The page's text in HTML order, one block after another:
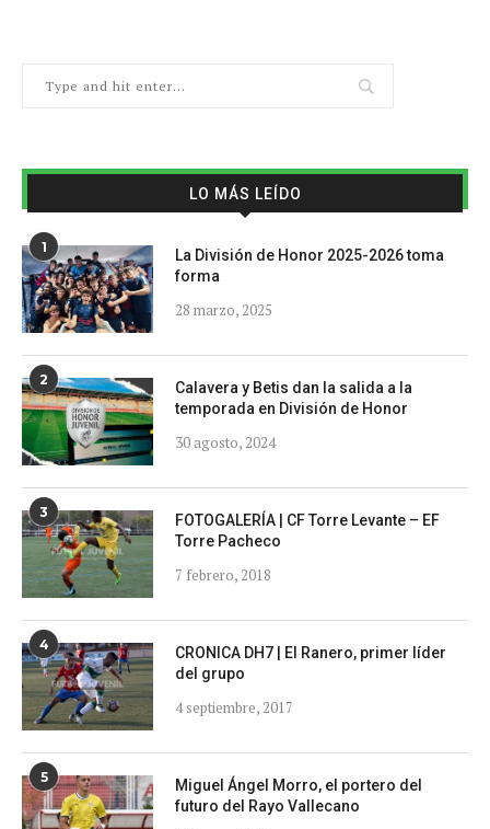
LO MÁS LEÍDO
1
La División de Honor 2025-2026 toma
forma
28 marzo, 2025
2
Calavera y Betis dan la salida a la
temporada en División de Honor
30 agosto, 2024
3
FOTOGALERÍA | CF Torre Levante – EF
Torre Pacheco
7 febrero, 2018
4
CRONICA DH7 | El Ranero, primer líder
del grupo
4 septiembre, 2017
5
Miguel Ángel Morro, el portero del
futuro del Rayo Vallecano